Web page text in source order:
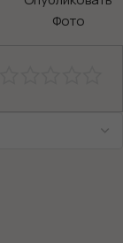
Фото